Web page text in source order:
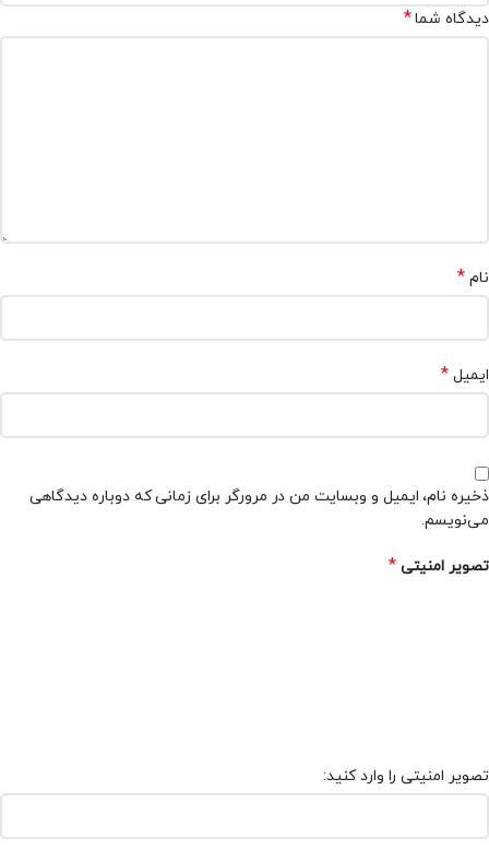
دیدگاه شما*
نام*
ایمیل*
ذخیره نام، ایمیل و وبسایت من در مرورگر برای زمانی که دوباره دیدگاهی
می‌نویسم.
تصویر امنیتی*
تصویر امنیتی را وارد کنید: